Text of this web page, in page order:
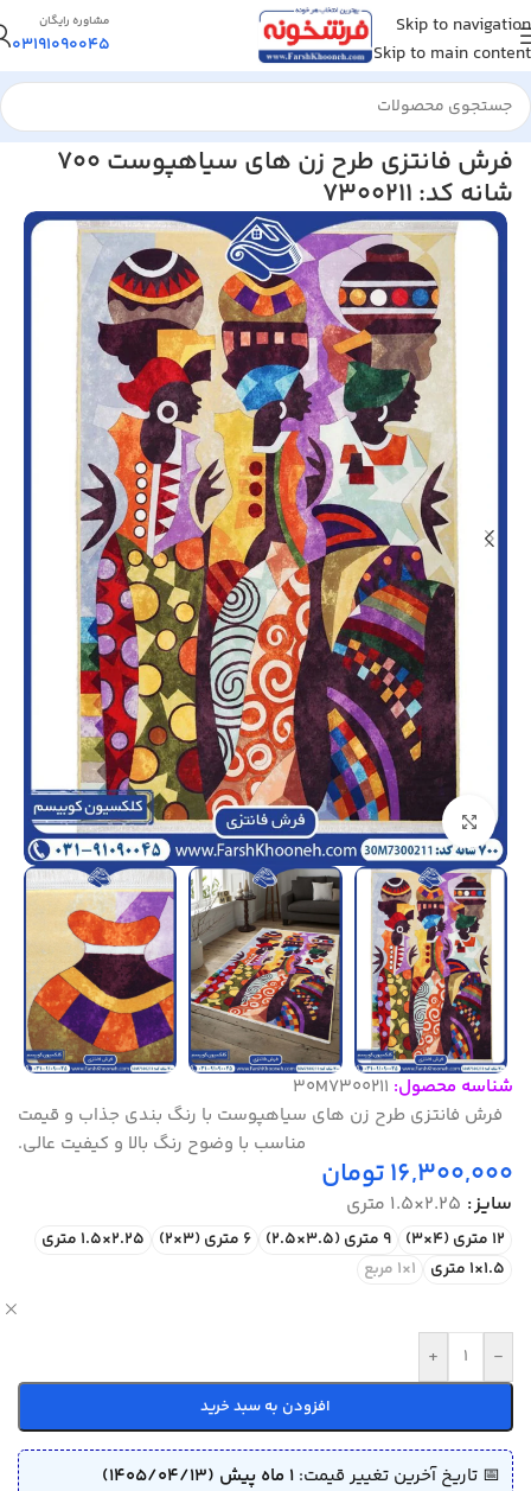
Skip to navigation
Skip to main content
مشاوره رایگان
03191090045
خانه/فرش مدرن و فانتزی
فرش فانتزی طرح زن های سیاهپوست 700
شانه کد: 7300211
بزرگنمایی تصویر
شناسه محصول: 30M7300211
فرش فانتزی طرح زن های سیاهپوست با رنگ بندی جذاب و قیمت
مناسب با وضوح رنگ بالا و کیفیت عالی.
16,300,000تومان
سایز 2.25×1.5 متری
12 متری (4×3) 9 متری (3.5×2.5) 6 متری (3×2)
2.25×1.5 متری
1.5×1 متری
1×1 مربع
-
+
افزودن به سبد خرید
📅 تاریخ آخرین تغییر قیمت: 1 ماه پیش (1405/04/13)